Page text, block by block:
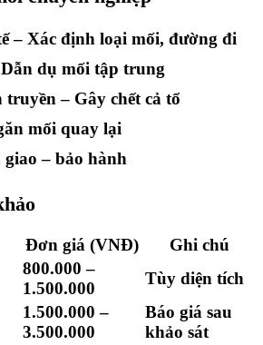
– Xác định loại mối, đường đi
dụ mối tập trung
truyền – Gây chết cả tổ
mối quay lại
– bảo hành
Đơn giá (VNĐ)
Ghi chú
800.000 –
1.500.000
Tùy diện tích
1.500.000 –
3.500.000
Báo giá sau
khảo sát